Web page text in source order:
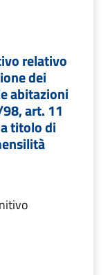
relativo
dei
abitazioni
art. 11
titolo di